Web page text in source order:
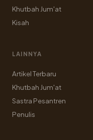
Khutbah Jum'at
Kisah
LAINNYA
Artikel Terbaru
Khutbah Jum'at
Sastra Pesantren
Penulis